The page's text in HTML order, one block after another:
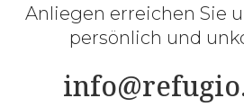
Anliegen erreichen Sie
persönlich und